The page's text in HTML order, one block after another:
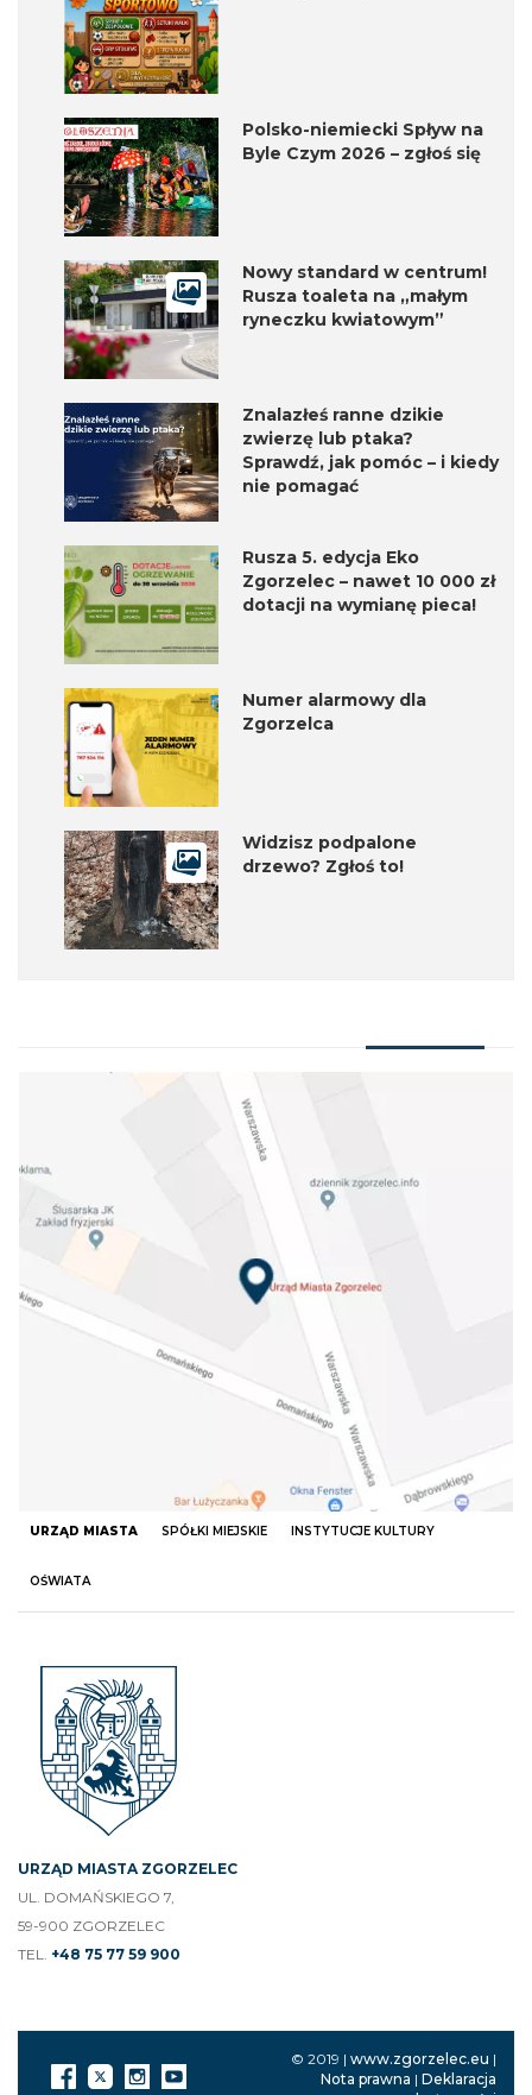
Polsko-niemiecki Spływ na
Byle Czym 2026 – zgłoś się
Nowy standard w centrum!
Rusza toaleta na „małym
ryneczku kwiatowym”
Znalazłeś ranne dzikie
zwierzę lub ptaka?
Sprawdź, jak pomóc – i kiedy
nie pomagać
Rusza 5. edycja Eko
Zgorzelec – nawet 10 000 zł
dotacji na wymianę pieca!
Numer alarmowy dla
Zgorzelca
Widzisz podpalone
drzewo? Zgłoś to!
URZĄD MIASTA SPÓŁKI MIEJSKIE INSTYTUCJE KULTURY
OŚWIATA
URZĄD MIASTA ZGORZELEC
UL. DOMAŃSKIEGO 7,
59-900 ZGORZELEC
TEL. +48 75 77 59 900
© 2019 | www.zgorzelec.eu |
Nota prawna | Deklaracja